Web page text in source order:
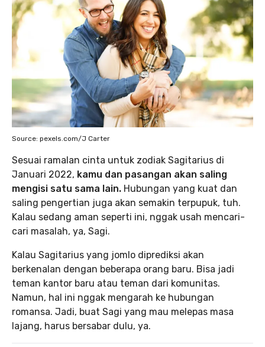
Source: pexels.com/J Carter
Sesuai ramalan cinta untuk zodiak Sagitarius di
Januari 2022, kamu dan pasangan akan saling
mengisi satu sama lain. Hubungan yang kuat dan
saling pengertian juga akan semakin terpupuk, tuh.
Kalau sedang aman seperti ini, nggak usah mencari-
cari masalah, ya, Sagi.
Kalau Sagitarius yang jomlo diprediksi akan
berkenalan dengan beberapa orang baru. Bisa jadi
teman kantor baru atau teman dari komunitas.
Namun, hal ini nggak mengarah ke hubungan
romansa. Jadi, buat Sagi yang mau melepas masa
lajang, harus bersabar dulu, ya.